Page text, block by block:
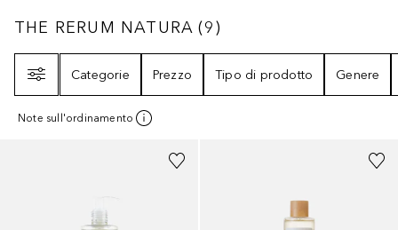
THE RERUM NATURA9
THE RERUM NATURA (9)
Categorie
Prezzo Tipo di prodotto Genere
Note sull'ordinamento